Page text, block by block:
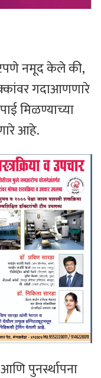
नमूद केले की,
गदाआणणारे
मिळण्याच्या
आहे.
पुनर्स्थापना